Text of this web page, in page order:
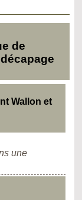
de
Wallon et
une